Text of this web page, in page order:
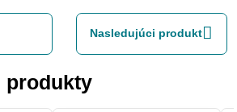
Nasledujúci produkt
produkty